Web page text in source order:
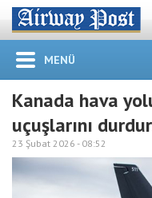
MENÜ
Kanada hava
uçuşlarını
23 Şubat 2026 - 08:52